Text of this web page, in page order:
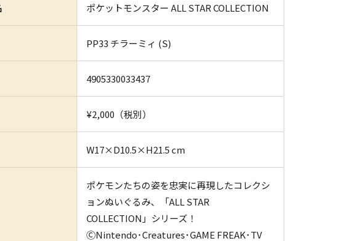
ポケットモンスター ALL STAR COLLECTION
PP33 チラーミィ (S)
4905330033437
¥2,000（税別）
W17×D10.5×H21.5 cm
ポケモンたちの姿を忠実に再現したコレクシ
ョンぬいぐるみ、「ALL STAR
COLLECTION」シリーズ！
ⒸNintendo･Creatures･GAME FREAK･TV